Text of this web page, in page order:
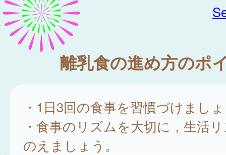
離乳食の進め方のポ
・1日3回の食事を習慣づけまし
・食事のリズムを大切に，生活
のえましょう。